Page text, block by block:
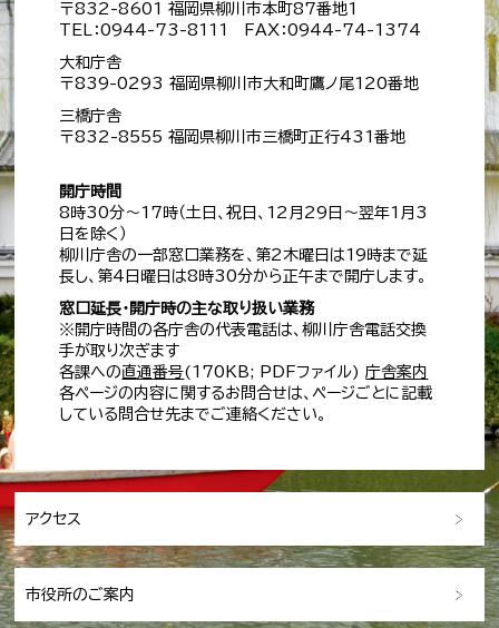
〒832-8601 福岡県柳川市本町87番地1
TEL：0944-73-8111 FAX：0944-74-1374
大和庁舎
〒839-0293 福岡県柳川市大和町鷹ノ尾120番地
三橋庁舎
〒832-8555 福岡県柳川市三橋町正行431番地
開庁時間
8時30分～17時（土日、祝日、12月29日～翌年1月3
日を除く）
柳川庁舎の一部窓口業務を、第2木曜日は19時まで延
長し、第4日曜日は8時30分から正午まで開庁します。
窓口延長・開庁時の主な取り扱い業務
※開庁時間の各庁舎の代表電話は、柳川庁舎電話交換
手が取り次ぎます
各課への直通番号(170KB; PDFファイル)庁舎案内
各ページの内容に関するお問合せは、ページごとに記載
している問合せ先までご連絡ください。
アクセス
市役所のご案内